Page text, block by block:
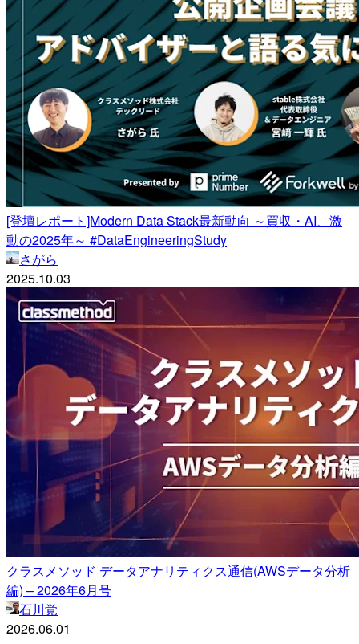
[登壇レポート]Modern Data Stack最新動向 ～買収・AI、激
動の2025年～ #DataEngineeringStudy
さがら
2025.10.03
クラスメソッド データアナリティクス通信(AWSデータ分析
編) – 2026年6月号
石川覚
2026.06.01